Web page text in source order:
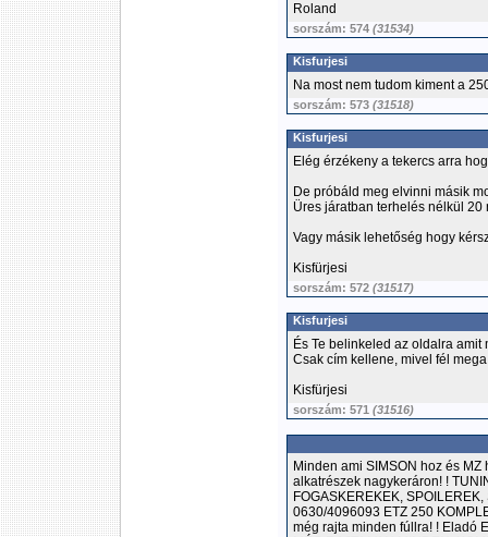
Roland
sorszám: 574 (31534)
Kisfurjesi
Na most nem tudom kiment a
sorszám: 573 (31518)
Kisfurjesi
Elég érzékeny a tekercs arra
De próbáld meg elvinni másik
Üres járatban terhelés nélkül
Vagy másik lehetőség hogy
Kisfürjesi
sorszám: 572 (31517)
Kisfurjesi
És Te belinkeled az oldalra
Csak cím kellene, mivel fél mega
Kisfürjesi
sorszám: 571 (31516)
Minden ami SIMSON hoz és
alkatrészek nagykeráron! !
FOGASKEREKEK,
0630/4096093 ETZ 250
még rajta minden fúllra! ! Eladó